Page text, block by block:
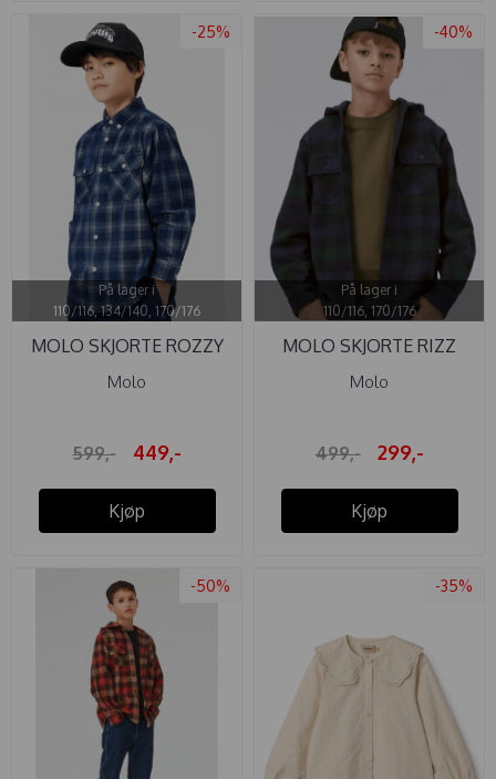
-25%
På lager i
110/116, 134/140, 170/176
MOLO SKJORTE ROZZY
NIGHT ...
Molo
599,- 449,-
Kjøp
-40%
På lager i
110/116, 170/176
MOLO SKJORTE RIZZ
ROYAL ...
Molo
499,- 299,-
Kjøp
-50% -35%